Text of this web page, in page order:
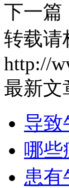
下一篇
转载请
http://
最新文
导致
哪些
患有